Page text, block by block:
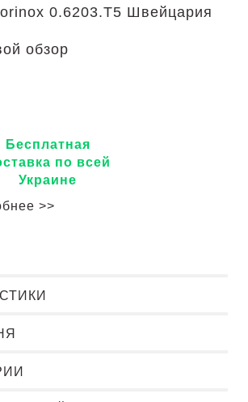
0.6203.T5 Швейцария
обзор
Бесплатная
по всей
Украине
>>